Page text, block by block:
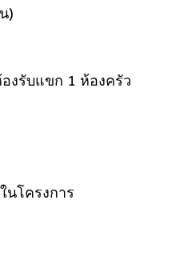
)
งรับแขก 1 ห้องครัว
นโครงการ